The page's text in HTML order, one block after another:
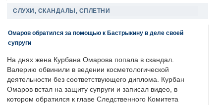
СЛУХИ, СКАНДАЛЫ, СПЛЕТНИ
Омаров обратился за помощью к Бастрыкину в деле своей
супруги
На днях жена Курбана Омарова попала в скандал.
Валерию обвинили в ведении косметологической
деятельности без соответствующего диплома. Курбан
Омаров встал на защиту супруги и записал видео, в
котором обратился к главе Следственного Комитета